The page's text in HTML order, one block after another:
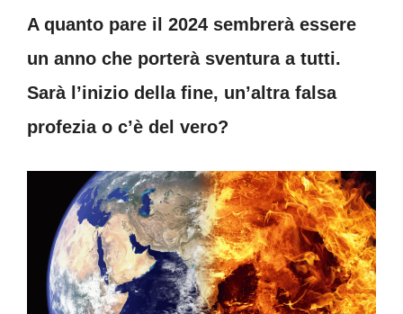
A quanto pare il 2024 sembrerà essere
un anno che porterà sventura a tutti.
Sarà l’inizio della fine, un’altra falsa
profezia o c’è del vero?